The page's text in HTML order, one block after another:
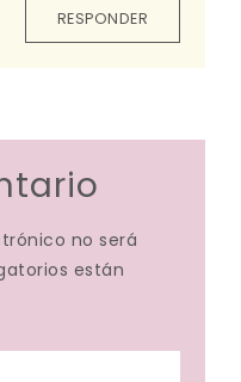
RESPONDER
no será
están